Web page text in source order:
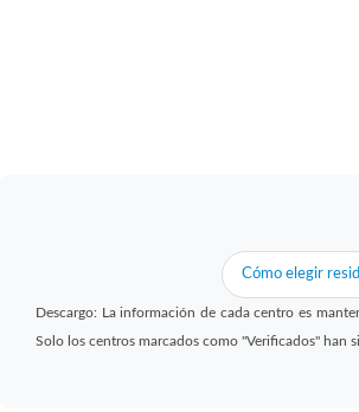
Cómo elegir
Descargo: La información de cada centro es
Solo los centros marcados como "Verificados" han